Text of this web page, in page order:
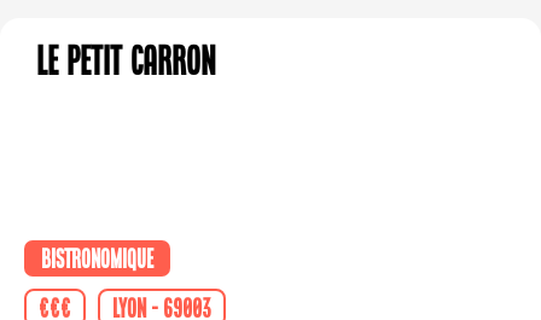
Le Petit Carron
Bistronomique
€€€
Lyon - 69003